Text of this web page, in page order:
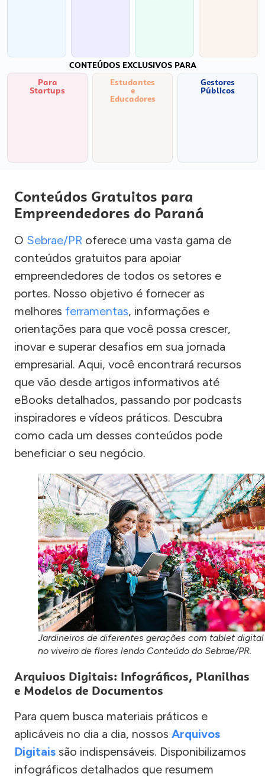
CONTEÚDOS EXCLUSIVOS PARA
Para
Startups
Estudantes
e
Educadores
Gestores
Públicos
Conteúdos Gratuitos para
Empreendedores do Paraná
O Sebrae/PR oferece uma vasta gama de
conteúdos gratuitos para apoiar
empreendedores de todos os setores e
portes. Nosso objetivo é fornecer as
melhores ferramentas, informações e
orientações para que você possa crescer,
inovar e superar desafios em sua jornada
empresarial. Aqui, você encontrará recursos
que vão desde artigos informativos até
eBooks detalhados, passando por podcasts
inspiradores e vídeos práticos. Descubra
como cada um desses conteúdos pode
beneficiar o seu negócio.
Jardineiros de diferentes gerações com tablet digital
no viveiro de flores lendo Conteúdo do Sebrae/PR.
Arquivos Digitais: Infográficos, Planilhas
e Modelos de Documentos
Para quem busca materiais práticos e
aplicáveis no dia a dia, nossos Arquivos
Digitais são indispensáveis. Disponibilizamos
infográficos detalhados que resumem